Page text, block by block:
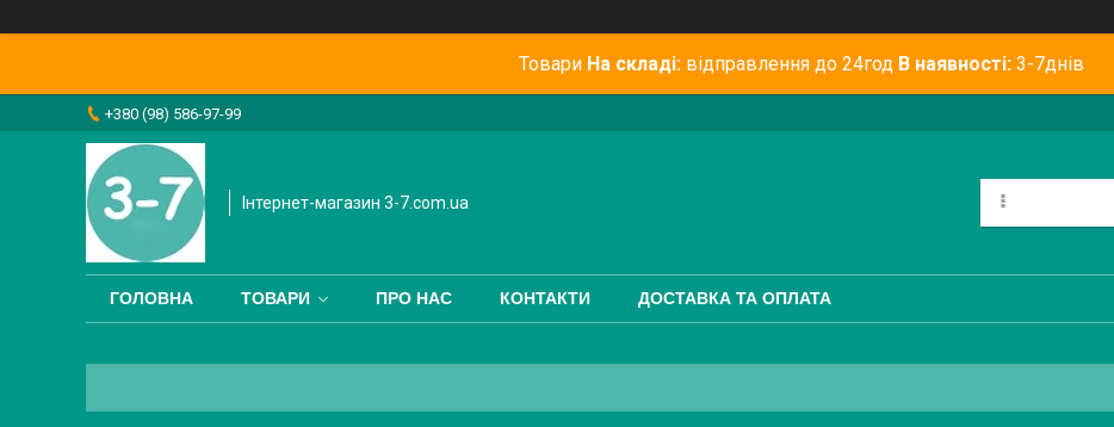
Товари На складі: відправлення до 24год В наявності: 3-7днів
+380 (98) 586-97-99
Інтернет-магазин 3-7.com.ua
ГОЛОВНА ТОВАРИ ПРО НАС КОНТАКТИ ДОСТАВКА ТА ОПЛАТА